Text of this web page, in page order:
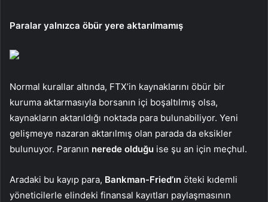
Paralar yalnızca öbür yere aktarılmamış
Normal kurallar altında, FTX’in kaynaklarını öbür bir
kuruma aktarmasıyla borsanın içi boşaltılmış olsa,
kaynakların aktarıldığı noktada para bulunabiliyor. Yeni
gelişmeye nazaran aktarılmış olan parada da eksikler
bulunuyor. Paranın nerede olduğu ise şu an için meçhul.
Aradaki bu kayıp para, Bankman-Fried’ın öteki kıdemli
yöneticilerle elindeki finansal kayıtları paylaşmasının